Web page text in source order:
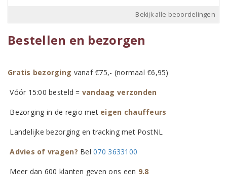
Bekijk alle beoordelingen
Bestellen en bezorgen
Gratis bezorging vanaf €75,- (normaal €6,95)
Vóór 15:00 besteld = vandaag verzonden
Bezorging in de regio met eigen chauffeurs
Landelijke bezorging en tracking met PostNL
Advies of vragen? Bel070 3633100
Meer dan 600 klanten geven ons een 9.8